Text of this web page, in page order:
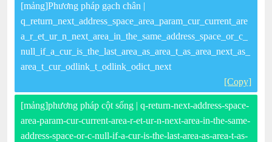
[mảng]Phương pháp gạch chân |
q_return_next_address_space_area_param_cur_current_are
a_r_et_ur_n_next_area_in_the_same_address_space_or_c_
null_if_a_cur_is_the_last_area_as_area_t_as_area_next_as_
area_t_cur_odlink_t_odlink_odict_next
[Copy]
[mảng]phương pháp cột sống | q-return-next-address-space-
area-param-cur-current-area-r-et-ur-n-next-area-in-the-same-
address-space-or-c-null-if-a-cur-is-the-last-area-as-area-t-as-